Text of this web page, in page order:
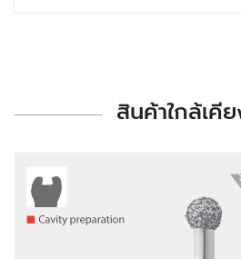
สินค้าใกล้เคี